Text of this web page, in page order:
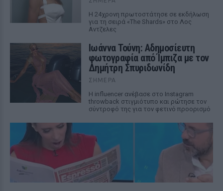
Η 24χρονη πρωτοστάτησε σε εκδήλωση
για τη σειρά «The Shards» στο Λος
Αντζελες
Ιωάννα Τούνη: Αδημοσίευτη
φωτογραφία από Ίμπιζα με τον
Δημήτρη Σπυριδωνίδη
ΣΉΜΕΡΑ
Η influencer ανέβασε στο Instagram
throwback στιγμιότυπο και ρώτησε τον
σύντροφό της για τον φετινό προορισμό